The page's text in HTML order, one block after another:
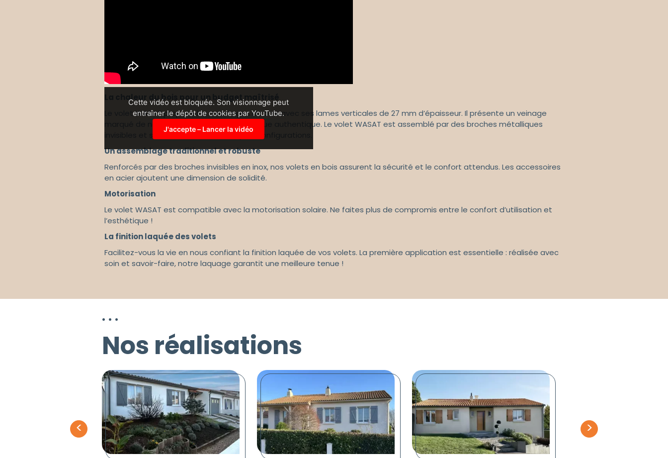
Cette vidéo est bloquée. Son visionnage peut
entraîner le dépôt de cookies par YouTube.
J'accepte – Lancer la vidéo
La chaleur du bois pour un budget maîtrisé
Le volet WASAT propose les avantages du bois avec ses lames verticales de 27 mm d’épaisseur. Il présente un veinage
marqué de nœuds offrant une allure rustique authentique. Le volet WASAT est assemblé par des broches métalliques
invisibles et se décline dans de multiples configurations.
Un assemblage traditionnel et robuste
Renforcés par des broches invisibles en inox, nos volets en bois assurent la sécurité et le confort attendus. Les accessoires
en acier ajoutent une dimension de solidité.
Motorisation
Le volet WASAT est compatible avec la motorisation solaire. Ne faites plus de compromis entre le confort d’utilisation et
l’esthétique !
La finition laquée des volets
Facilitez-vous la vie en nous confiant la finition laquée de vos volets. La première application est essentielle : réalisée avec
soin et savoir-faire, notre laquage garantit une meilleure tenue !
Nos réalisations